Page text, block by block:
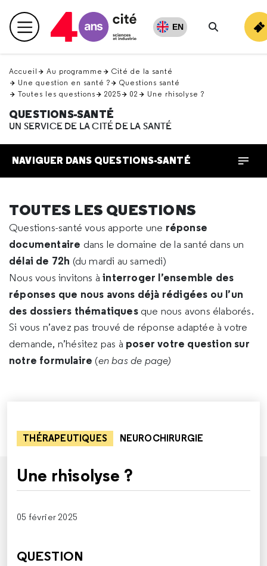
en
haut Menu principal EN
Rechercher
Accueil Au programme
Cité de la santé
Une question en santé ?
Questions santé
Toutes les questions
2025 02 Une rhisolyse ?
QUESTIONS-SANTÉ
UN SERVICE DE LA CITÉ DE LA SANTÉ
NAVIGUER DANS QUESTIONS-SANTÉ
TOUTES LES QUESTIONS
Questions-santé vous apporte une réponse
documentaire dans le domaine de la santé dans un
délai de 72h (du mardi au samedi)
Nous vous invitons àinterroger l’ensemble des
réponses que nous avons déjà rédigées ou l’un
des dossiers thématiques que nous avons élaborés.
Si vous n’avez pas trouvé de réponse adaptée à votre
demande, n’hésitez pas à poser votre question sur
notre formulaire (en bas de page)
THÉRAPEUTIQUES NEUROCHIRURGIE
Une rhisolyse ?
05 février 2025
QUESTION